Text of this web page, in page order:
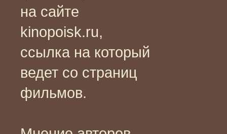
на сайте
kinopoisk.ru,
ссылка на который
ведет со страниц
фильмов.